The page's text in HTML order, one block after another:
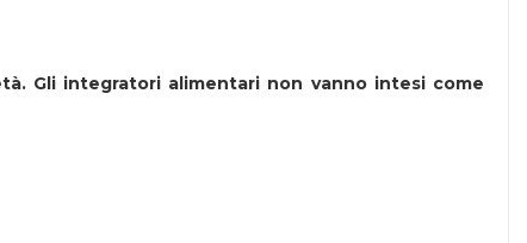
Gli integratori alimentari non vanno intesi come